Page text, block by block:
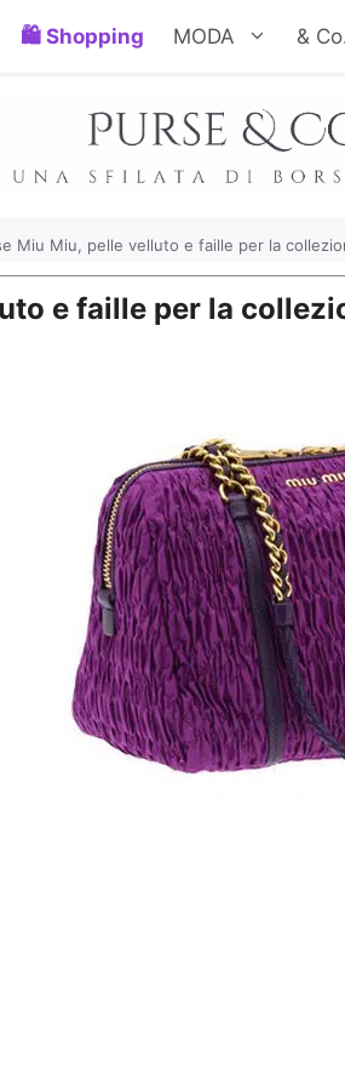
Shopping MODA &
Miu Miu, pelle velluto e faille per la
e faille per la